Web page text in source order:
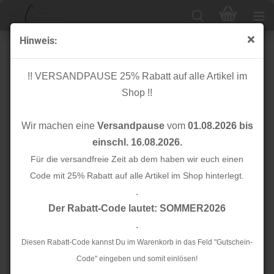
Hinweis:
!! VERSANDPAUSE 25% Rabatt auf alle Artikel im
Shop !!
Wir machen eine Versandpausevom 01.08.2026 bis
einschl. 16.08.2026.
Für die versandfreie Zeit ab dem haben wir euch einen
Code mit 25% Rabatt auf alle Artikel im Shop hinterlegt.
.
Der Rabatt-Code lautet: SOMMER2026
.
Diesen Rabatt-Code kannst Du im Warenkorb in das Feld "Gutschein-
Code" eingeben und somit einlösen!
Bio Jersey - uni - hellblau